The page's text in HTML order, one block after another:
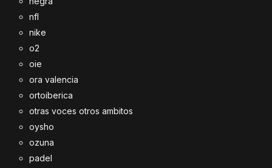
nfl
nike
o2
oie
ora valencia
ortoiberica
otras voces otros ambitos
oysho
ozuna
padel